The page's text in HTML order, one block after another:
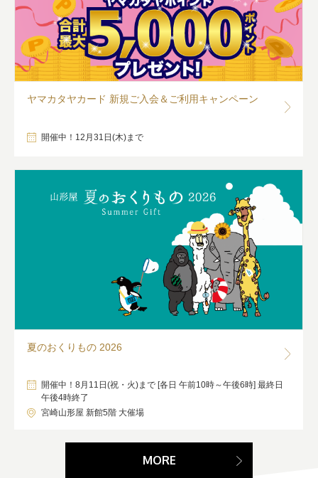
ヤマカタヤカード 新規ご入会＆ご利用キャンペーン
開催中！12月31日(木)まで
夏のおくりもの 2026
開催中！8月11日(祝・火)まで [各日 午前10時～午後6時] 最終日
午後4時終了
宮崎山形屋 新館5階 大催場
MORE